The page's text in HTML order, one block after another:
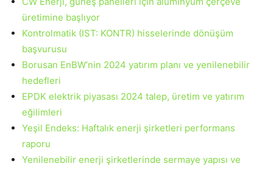
üretimine başlıyor
Kontrolmatik (IST: KONTR) hisselerinde dönüşüm
başvurusu
Borusan EnBW’nin 2024 yatırım planı ve yenilenebilir
hedefleri
EPDK elektrik piyasası 2024 talep, üretim ve yatırım
eğilimleri
Yeşil Endeks: Haftalık enerji şirketleri performans
raporu
Yenilenebilir enerji şirketlerinde sermaye yapısı ve